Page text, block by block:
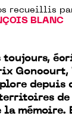
recueillis
BLANC
toujours,
Goncourt,
depuis
de
la mémoire.